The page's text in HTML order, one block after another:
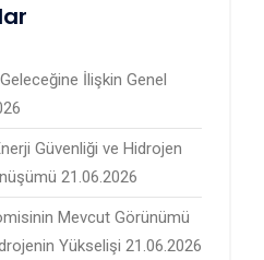
İlişkin Genel
Güvenliği ve Hidrojen
21.06.2026
Mevcut Görünümü
Yükselişi 21.06.2026